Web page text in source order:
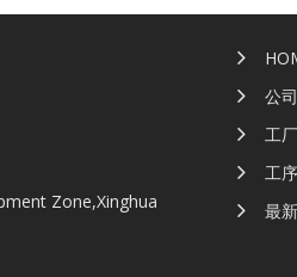
Zone,Xinghua
公
工
工
最